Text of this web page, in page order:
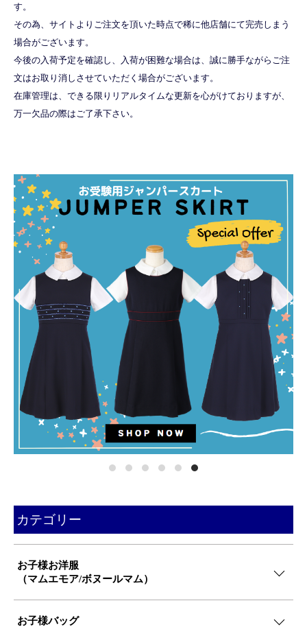
す。
その為、サイトよりご注文を頂いた時点で稀に他店舗にて完売しまう
場合がございます。
今後の入荷予定を確認し、入荷が困難な場合は、誠に勝手ながらご注
文はお取り消しさせていただく場合がございます。
在庫管理は、できる限りリアルタイムな更新を心がけておりますが、
万一欠品の際はご了承下さい。
カテゴリー
お子様お洋服
（マムエモア/ボヌールマム）
お子様バッグ